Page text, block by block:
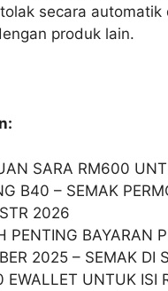
secara automatik
produk lain.
SARA RM600
B40 – SEMAK
2026
PENTING BAYARAN
2025 – SEMAK DI
EWALLET UNTUK ISI